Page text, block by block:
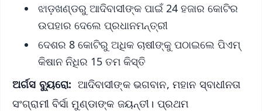
ଝାଡ଼ଖଣ୍ଡରୁ ଆଦିବାସୀଙ୍କ ପାଇଁ 24 ହଜାର କୋଟିର
ଉପହାର ଦେଲେ ପ୍ରଧାନମନ୍ତ୍ରୀ
ଦେଶର 8 କୋଟିରୁ ଅଧିକ ଚାଷୀଙ୍କୁ ପଠାଇଲେ ପିଏମ୍
କିଷାନ ନିଧିର 15 ତମ କିସ୍ତି
ଅର୍ଗସ ବ୍ୟୁରୋ: ଆଦିବାସୀଙ୍କ ଭଗବାନ, ମହାନ ସ୍ବାଧୀନତା
ସଂଗ୍ରାମୀ ବିର୍ସା ମୁଣ୍ଡାଙ୍କ ଜୟନ୍ତୀ। ପ୍ରଥମ